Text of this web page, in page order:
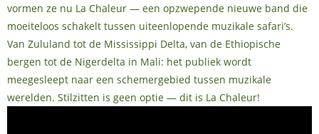
vormen ze nu La Chaleur — een opzwepende nieuwe band die
moeiteloos schakelt tussen uiteenlopende muzikale safari’s.
Van Zululand tot de Mississippi Delta, van de Ethiopische
bergen tot de Nigerdelta in Mali: het publiek wordt
meegesleept naar een schemergebied tussen muzikale
werelden. Stilzitten is geen optie — dit is La Chaleur!